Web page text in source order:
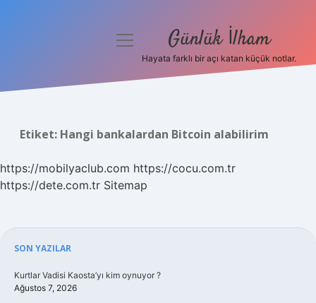
Hakkımızda
menüyü
Günlük İlham
Hayata farklı bir açı katan küçük notlar.
Etiket: Hangi bankalardan Bitcoin alabilirim
https://mobilyaclub.com https://cocu.com.tr
https://dete.com.tr Sitemap
Sidebar
SON YAZILAR
Kurtlar Vadisi Kaosta’yı kim oynuyor ?
Ağustos 7, 2026